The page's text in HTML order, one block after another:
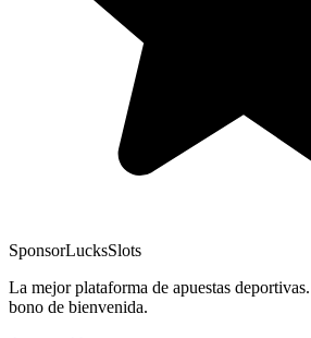
SponsorLucksSlots
La mejor plataforma de apuestas
bono de bienvenida.